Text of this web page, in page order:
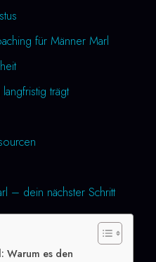
für Männer Marl
trägt
– dein nächster Schritt
Warum es den